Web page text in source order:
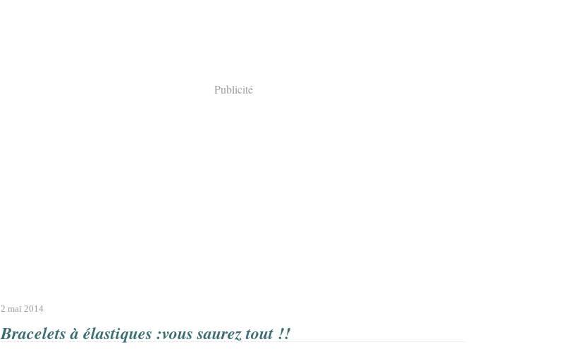
Publicité
2 mai 2014
Bracelets à élastiques :vous saurez tout !!